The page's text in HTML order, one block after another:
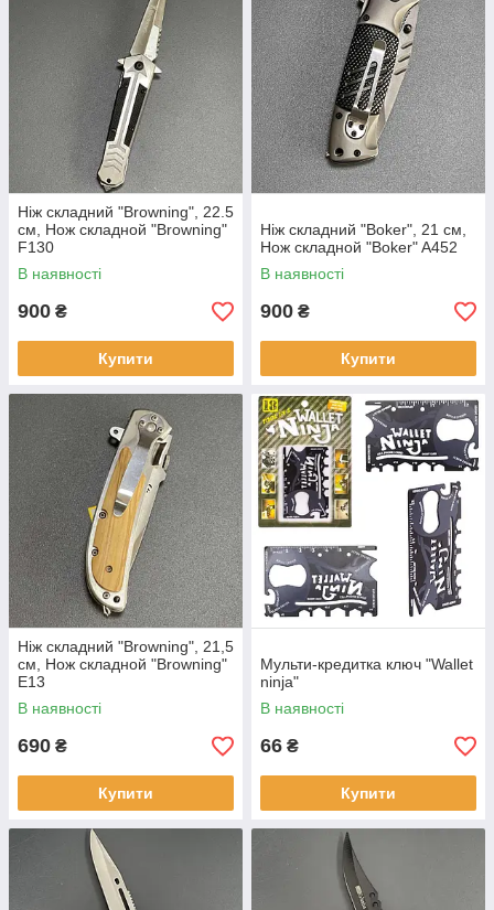
Ніж складний "Browning", 22.5
см, Нож складной "Browning"
F130
В наявності
900 ₴
Купити
Ніж складний "Boker", 21 см,
Нож складной "Boker" A452
В наявності
900 ₴
Купити
Ніж складний "Browning", 21,5
см, Нож складной "Browning"
E13
В наявності
690 ₴
Купити
Мульти-кредитка ключ "Wallet
ninja"
В наявності
66 ₴
Купити